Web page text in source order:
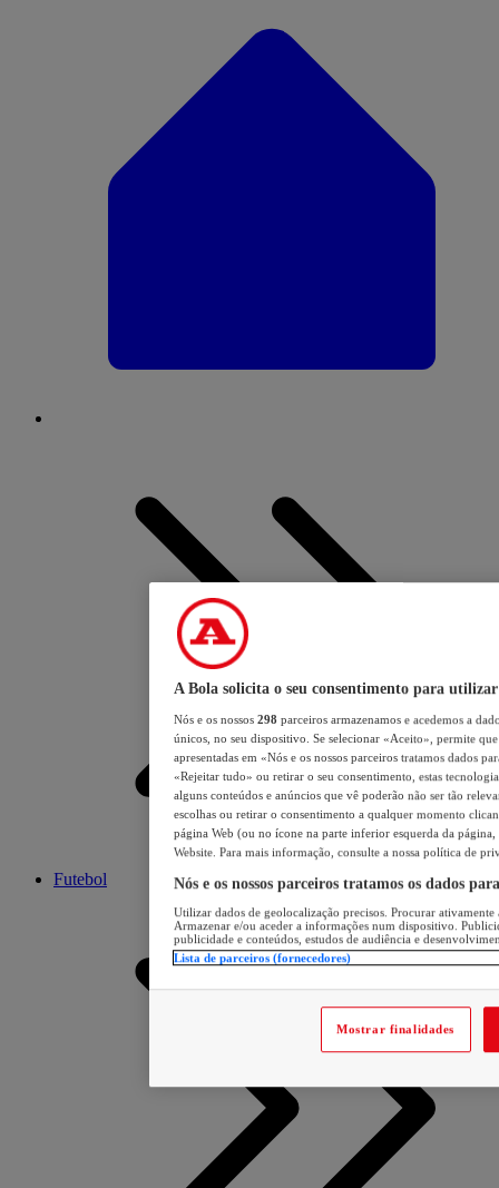
Futebol
A Bola solicita o seu consentimento para utilizar
Nós e os nossos 298 parceiros armazenamos e acedemos a
únicos, no seu dispositivo. Se selecionar «Aceito», permite
apresentadas em «Nós e os nossos parceiros tratamos dados
«Rejeitar tudo» ou retirar o seu consentimento, estas
alguns conteúdos e anúncios que vê poderão não ser tão
escolhas ou retirar o consentimento a qualquer momento
página Web (ou no ícone na parte inferior esquerda da página,
Website. Para mais informação, consulte a nossa política de
Nós e os nossos parceiros tratamos os dados
Utilizar dados de geolocalização precisos. Procurar
Armazenar e/ou aceder a informações num dispositivo.
publicidade e conteúdos, estudos de audiência e
Lista de parceiros (fornecedores)
Mostrar finalidades